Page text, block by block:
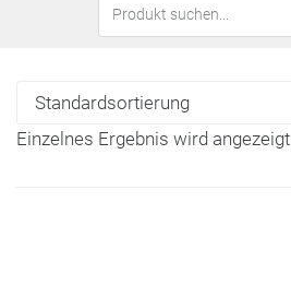
Einzelnes Ergebnis wird angezeigt